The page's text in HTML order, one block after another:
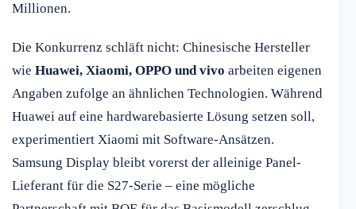
Millionen.
Die Konkurrenz schläft nicht: Chinesische Hersteller
wie Huawei, Xiaomi, OPPO und vivo arbeiten eigenen
Angaben zufolge an ähnlichen Technologien. Während
Huawei auf eine hardwarebasierte Lösung setzen soll,
experimentiert Xiaomi mit Software-Ansätzen.
Samsung Display bleibt vorerst der alleinige Panel-
Lieferant für die S27-Serie – eine mögliche